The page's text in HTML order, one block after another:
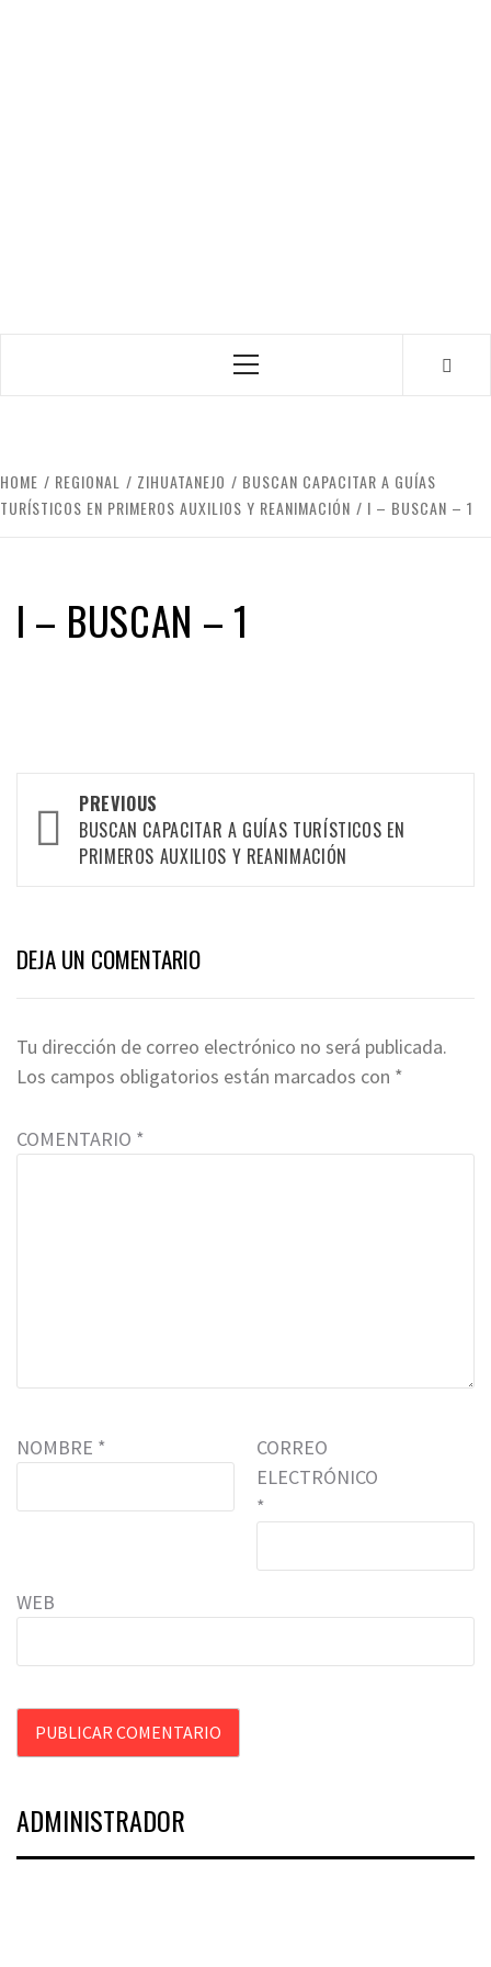
Primary
HOME REGIONAL ZIHUATANEJO
BUSCAN CAPACITAR A GUÍAS
TURÍSTICOS EN PRIMEROS AUXILIOS Y REANIMACIÓN
I – BUSCAN – 1
I – BUSCAN – 1
Post
navigation
PREVIOUS
BUSCAN CAPACITAR A GUÍAS TURÍSTICOS EN
PRIMEROS AUXILIOS Y REANIMACIÓN
DEJA UN COMENTARIO
Tu dirección de correo electrónico no será publicada.
Los campos obligatorios están marcados con *
COMENTARIO *
NOMBRE *
CORREO
ELECTRÓNICO
*
WEB
ADMINISTRADOR